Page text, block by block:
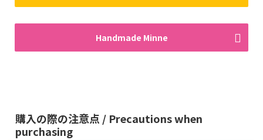
Handmade Minne
購入の際の注意点 / Precautions when
purchasing